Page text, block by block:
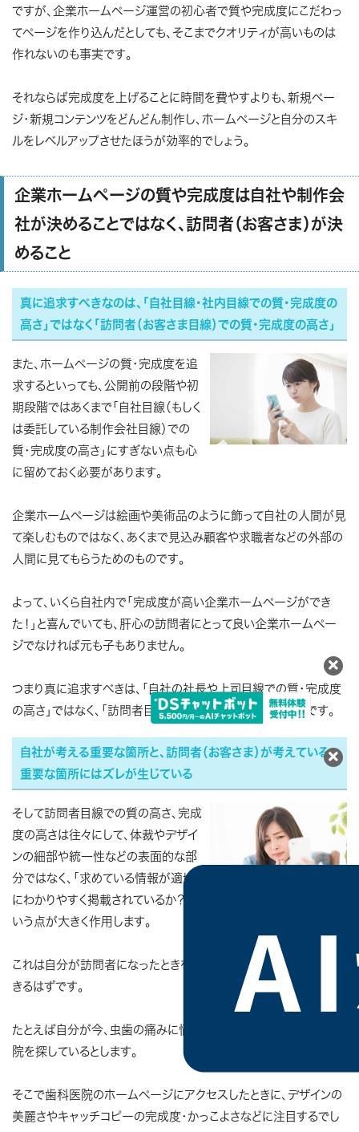
ですが、企業ホームページ運営の初心者で質や完成度にこだわっ
てページを作り込んだとしても、そこまでクオリティが高いものは
作れないのも事実です。
それならば完成度を上げることに時間を費やすよりも、新規ペー
ジ・新規コンテンツをどんどん制作し、ホームページと自分のスキ
ルをレベルアップさせたほうが効率的でしょう。
企業ホームページの質や完成度は自社や制作会
社が決めることではなく、訪問者（お客さま）が決
めること
真に追求すべきなのは、「自社目線・社内目線での質・完成度の
高さ」ではなく「訪問者（お客さま目線）での質・完成度の高さ」
また、ホームページの質・完成度を追
求するといっても、公開前の段階や初
期段階ではあくまで「自社目線（もしく
は委託している制作会社目線）での
質・完成度の高さ」にすぎない点も心
に留めておく必要があります。
企業ホームページは絵画や美術品のように飾って自社の人間が見
て楽しむものではなく、あくまで見込み顧客や求職者などの外部の
人間に見てもらうためのものです。
よって、いくら自社内で「完成度が高い企業ホームページができ
た！」と喜んでいても、肝心の訪問者にとって良い企業ホームペー
ジでなければ元も子もありません。
つまり真に追求すべきは、「自社の社長や上司目線での質・完成度
の高さ」ではなく、「訪問者目線での質・完成度の高さ」なのです。
自社が考える重要な箇所と、訪問者（お客さま）が考えている
重要な箇所にはズレが生じている
そして訪問者目線での質の高さ、完成
度の高さは往々にして、体裁やデザイ
ンの細部や統一性などの表面的な部
分ではなく、「求めている情報が適切
にわかりやすく掲載されているか？」と
いう点が大きく作用します。
これは自分が訪問者になったときを想像してみれば、すぐに理解で
きるはずです。
たとえば自分が今、虫歯の痛みに悩んでおり、治療している歯科医
院を探しているとします。
そこで歯科医院のホームページにアクセスしたときに、デザインの
美麗さやキャッチコピーの完成度・かっこよさなどに注目するでし